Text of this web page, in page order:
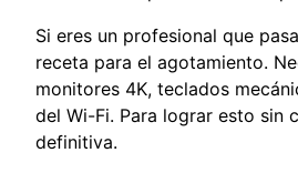
Si eres un profesional que
receta para el agotamiento.
monitores 4K, teclados
del Wi-Fi. Para lograr esto sin
definitiva.